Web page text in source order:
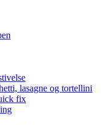
lasagne og tortellini
fix